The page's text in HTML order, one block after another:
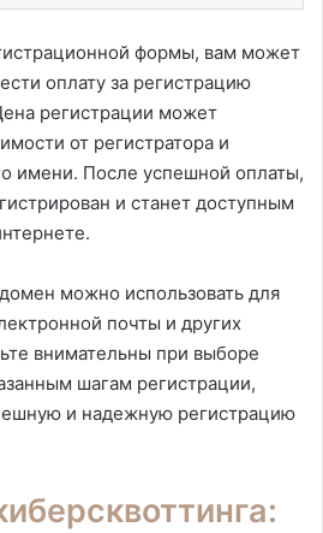
формы, вам может
оплату за регистрацию
регистрации может
от регистратора и
имени. После успешной оплаты,
и станет доступным
можно использовать для
почты и других
внимательны при выборе
шагам регистрации,
и надежную регистрацию